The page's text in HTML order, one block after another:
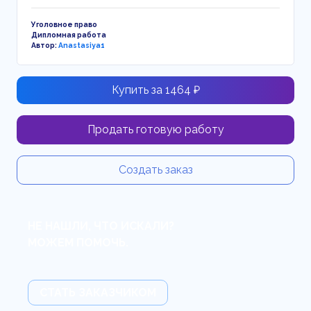
Уголовное право
Дипломная работа
Автор:Anastasiya1
Купить за 1464 ₽
Продать готовую работу
Создать заказ